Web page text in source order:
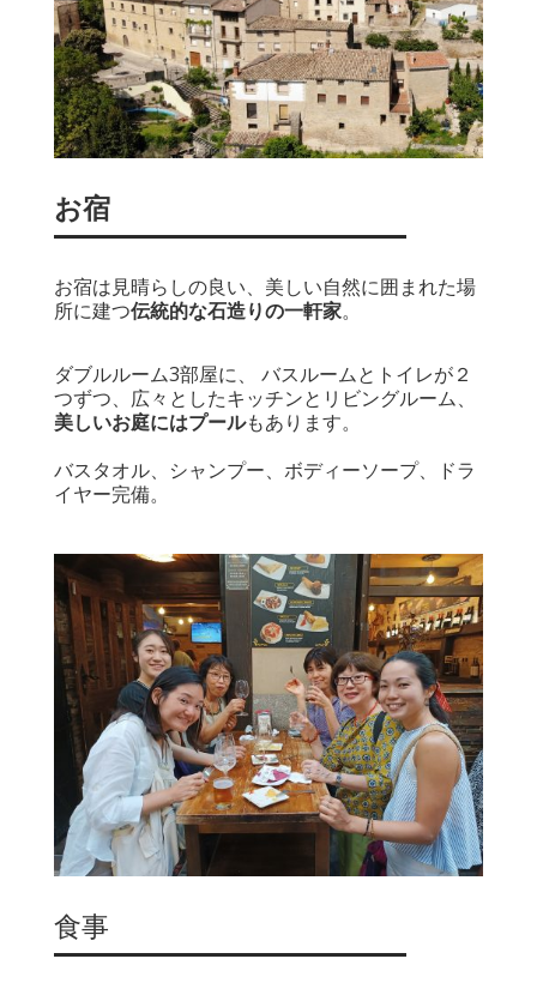
お宿
お宿は見晴らしの良い、美しい自然に囲まれた場
所に建つ伝統的な石造りの一軒家。
ダブルルーム3部屋に、 バスルームとトイレが２
つずつ、広々としたキッチンとリビングルーム、
美しいお庭にはプールもあります。
バスタオル、シャンプー、ボディーソープ、ドラ
イヤー完備。
食事